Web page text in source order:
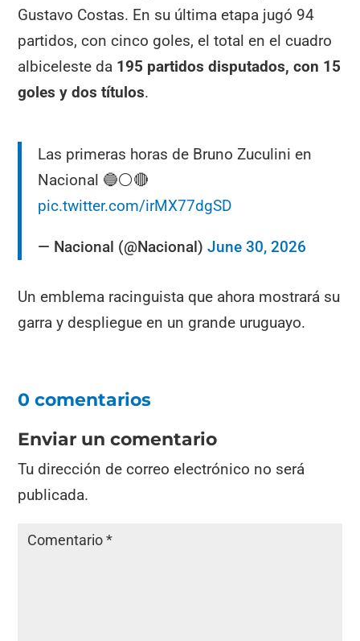
Gustavo Costas. En su última etapa jugó 94
partidos, con cinco goles, el total en el cuadro
albiceleste da 195 partidos disputados, con 15
goles y dos títulos.
Las primeras horas de Bruno Zuculini en
Nacional 🔵⚪️🔴
pic.twitter.com/irMX77dgSD
— Nacional (@Nacional)June 30, 2026
Un emblema racinguista que ahora mostrará su
garra y despliegue en un grande uruguayo.
0 comentarios
Enviar un comentario
Tu dirección de correo electrónico no será
publicada.